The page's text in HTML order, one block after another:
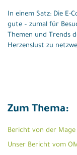
In einem Satz: Die E-
gute – zumal für
Themen und Trends
Herzenslust zu
Zum Thema:
Bericht von der Mage
Unser Bericht vom